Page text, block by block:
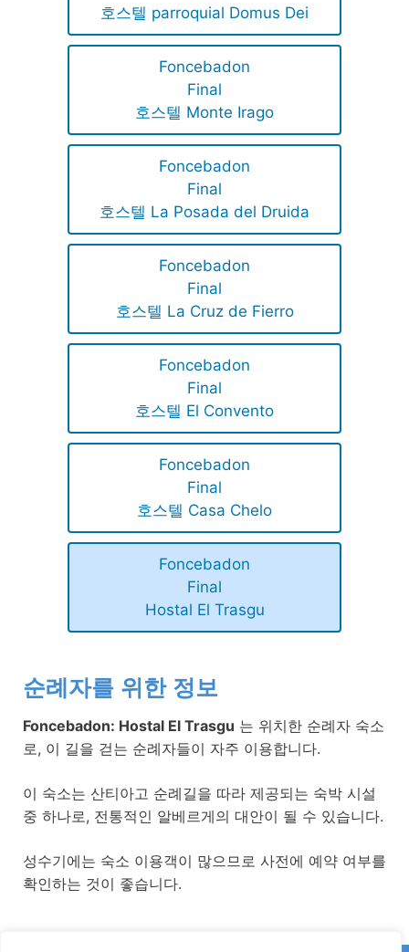
호스텔 parroquial Domus Dei
Foncebadon
Final
호스텔 Monte Irago
Foncebadon
Final
호스텔 La Posada del Druida
Foncebadon
Final
호스텔 La Cruz de Fierro
Foncebadon
Final
호스텔 El Convento
Foncebadon
Final
호스텔 Casa Chelo
Foncebadon
Final
Hostal El Trasgu
순례자를 위한 정보
Foncebadon: Hostal El Trasgu 는 위치한 순례자 숙소
로, 이 길을 걷는 순례자들이 자주 이용합니다.
이 숙소는 산티아고 순례길을 따라 제공되는 숙박 시설
중 하나로, 전통적인 알베르게의 대안이 될 수 있습니다.
성수기에는 숙소 이용객이 많으므로 사전에 예약 여부를
확인하는 것이 좋습니다.